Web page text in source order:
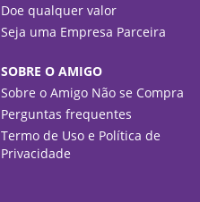
Doe qualquer valor
Seja uma Empresa Parceira
SOBRE O AMIGO
Sobre o Amigo Não se Compra
Perguntas frequentes
Termo de Uso e Política de
Privacidade